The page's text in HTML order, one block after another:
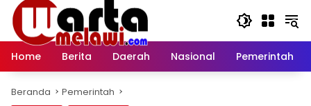
Langsung
konten
Home
Berita Daerah Nasional Pemerintah
Beranda Pemerintah